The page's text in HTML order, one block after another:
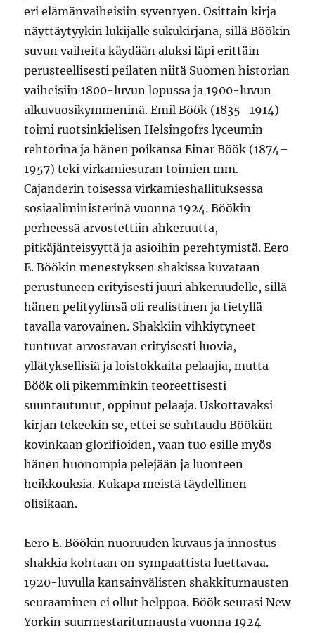
eri elämänvaiheisiin syventyen. Osittain kirja
näyttäytyykin lukijalle sukukirjana, sillä Böökin
suvun vaiheita käydään aluksi läpi erittäin
perusteellisesti peilaten niitä Suomen historian
vaiheisiin 1800-luvun lopussa ja 1900-luvun
alkuvuosikymmeninä. Emil Böök (1835–1914)
toimi ruotsinkielisen Helsingofrs lyceumin
rehtorina ja hänen poikansa Einar Böök (1874–
1957) teki virkamiesuran toimien mm.
Cajanderin toisessa virkamieshallituksessa
sosiaaliministerinä vuonna 1924. Böökin
perheessä arvostettiin ahkeruutta,
pitkäjänteisyyttä ja asioihin perehtymistä. Eero
E. Böökin menestyksen shakissa kuvataan
perustuneen erityisesti juuri ahkeruudelle, sillä
hänen pelityylinsä oli realistinen ja tietyllä
tavalla varovainen. Shakkiin vihkiytyneet
tuntuvat arvostavan erityisesti luovia,
yllätyksellisiä ja loistokkaita pelaajia, mutta
Böök oli pikemminkin teoreettisesti
suuntautunut, oppinut pelaaja. Uskottavaksi
kirjan tekeekin se, ettei se suhtaudu Böökiin
kovinkaan glorifioiden, vaan tuo esille myös
hänen huonompia pelejään ja luonteen
heikkouksia. Kukapa meistä täydellinen
olisikaan.
Eero E. Böökin nuoruuden kuvaus ja innostus
shakkia kohtaan on sympaattista luettavaa.
1920-luvulla kansainvälisten shakkiturnausten
seuraaminen ei ollut helppoa. Böök seurasi New
Yorkin suurmestariturnausta vuonna 1924